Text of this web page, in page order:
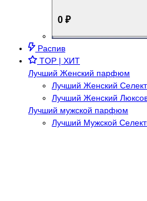
0 ₽
Распив
TOP | ХИТ
Лучший Женский парфюм
Лучший Женский
Лучший Женский
Лучший мужской парфюм
Лучший Мужской